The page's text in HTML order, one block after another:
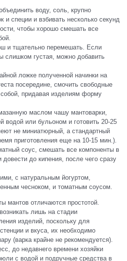
воду, соль, крупно
и специи и взбивать несколько секунд
чтобы хорошо смешать все
и тщательно перемешать. Если
слишком густая, можно добавить
ложке полученной начинки на
посередине, смочить свободные
придавая изделиям форму
маслом чашу мантоварки,
водой или бульоном и готовить 20-25
не миниатюрный, а стандартный
приготовления еще на 10-15 мин.).
соус, смешать все компоненты в
до кипения, после чего сразу
с натуральным йогуртом,
чесноком, и томатным соусом.
мантов отличаются простотой.
лишь на стадии
изделий, поскольку для
и вкуса, их необходимо
(варка крайне не рекомендуется).
до недавнего времени хозяйки
с водой и подручные средства в